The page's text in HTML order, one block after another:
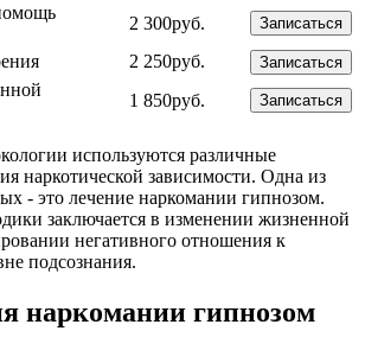
2 300руб. Записаться
2 250руб. Записаться
1 850руб. Записаться
используются различные
наркотической зависимости. Одна из
- это лечение наркомании гипнозом.
заключается в изменении жизненной
негативного отношения к
подсознания.
наркомании гипнозом